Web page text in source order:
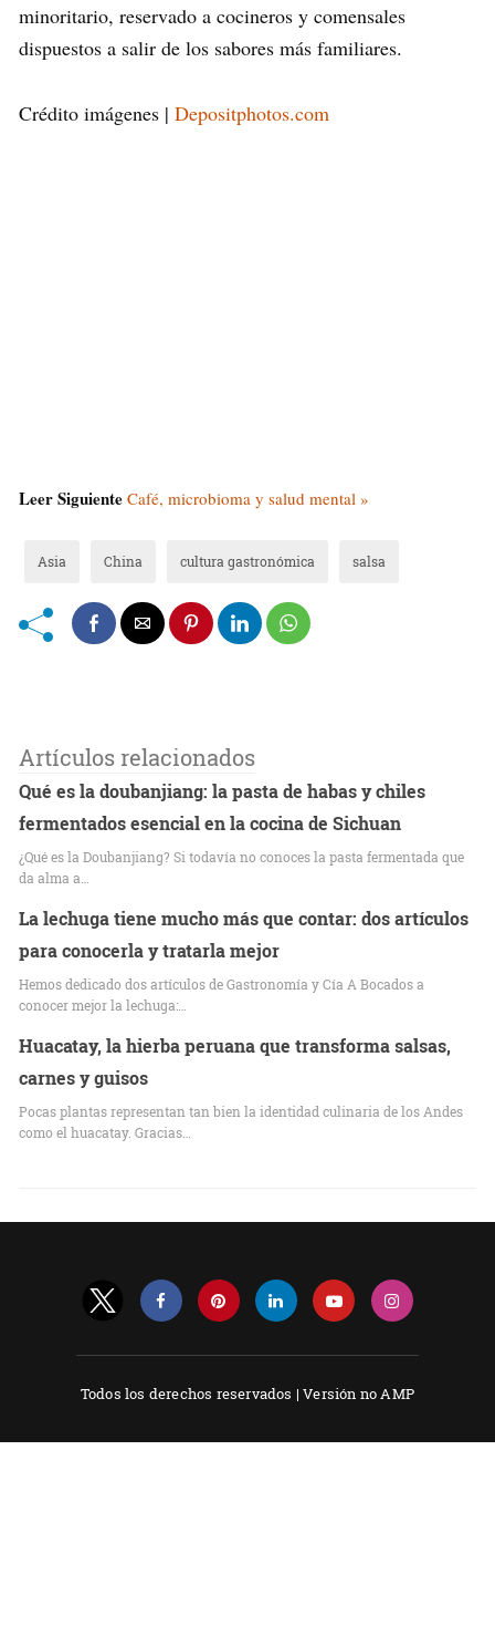
minoritario, reservado a cocineros y comensales
dispuestos a salir de los sabores más familiares.
Crédito imágenes | Depositphotos.com
Leer Siguiente Café, microbioma y salud mental »
Asia China cultura gastronómica salsa
Artículos relacionados
Qué es la doubanjiang: la pasta de habas y chiles
fermentados esencial en la cocina de Sichuan
¿Qué es la Doubanjiang? Si todavía no conoces la pasta fermentada que
da alma a…
La lechuga tiene mucho más que contar: dos artículos
para conocerla y tratarla mejor
Hemos dedicado dos artículos de Gastronomía y Cía A Bocados a
conocer mejor la lechuga:…
Huacatay, la hierba peruana que transforma salsas,
carnes y guisos
Pocas plantas representan tan bien la identidad culinaria de los Andes
como el huacatay. Gracias…
Todos los derechos reservados |Versión no AMP